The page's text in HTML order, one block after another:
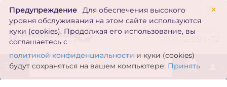
×
Предупреждение
Для обеспечения высокого
уровня обслуживания на этом сайте используются
куки (cookies). Продолжая его использование, вы
соглашаетесь с
политикой конфиденциальности и куки (cookies)
будут сохраняться на вашем компьютере: Принять
zakaz@inmarkon.ru
0